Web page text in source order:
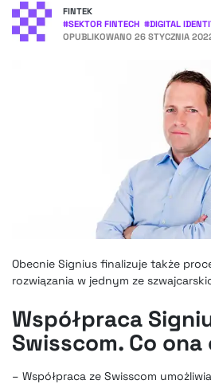
FINTEK
#SEKTOR FINTECH #DIGITAL
OPUBLIKOWANO 26 STYCZNIA
Obecnie Signius finalizuje także
rozwiązania w jednym ze
Współpraca
Swisscom. Co ona
– Współpraca ze Swisscom